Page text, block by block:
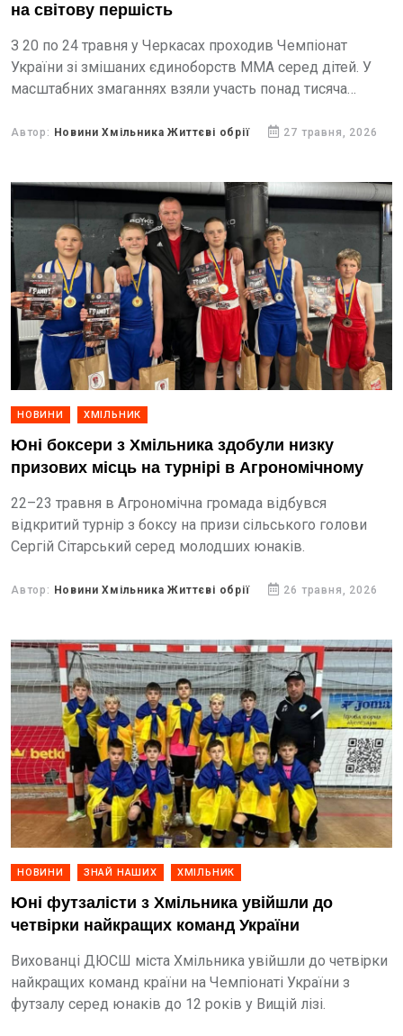
на світову першість
З 20 по 24 травня у Черкасах проходив Чемпіонат
України зі змішаних єдиноборств ММА серед дітей. У
масштабних змаганнях взяли участь понад тисяча
Автор: Новини Хмільника Життєві обрії 27 травня, 2026
НОВИНИ ХМІЛЬНИК
Юні боксери з Хмільника здобули низку
призових місць на турнірі в Агрономічному
22–23 травня в Агрономічна громада відбувся
відкритий турнір з боксу на призи сільського голови
Сергій Сітарський серед молодших юнаків.
Автор: Новини Хмільника Життєві обрії 26 травня, 2026
НОВИНИ ЗНАЙ НАШИХ ХМІЛЬНИК
Юні футзалісти з Хмільника увійшли до
четвірки найкращих команд України
Вихованці ДЮСШ міста Хмільника увійшли до четвірки
найкращих команд країни на Чемпіонаті України з
футзалу серед юнаків до 12 років у Вищій лізі.